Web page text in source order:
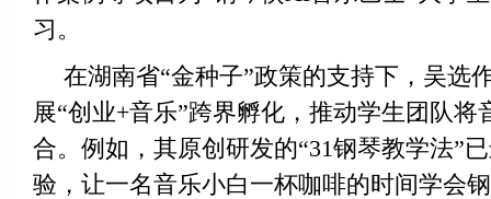
习。
在湖南省“金种子”政策的支持下，吴选
展“创业+音乐”跨界孵化，推动学生团队将
合。例如，其原创研发的“31钢琴教学法”
验，让一名音乐小白一杯咖啡的时间学会